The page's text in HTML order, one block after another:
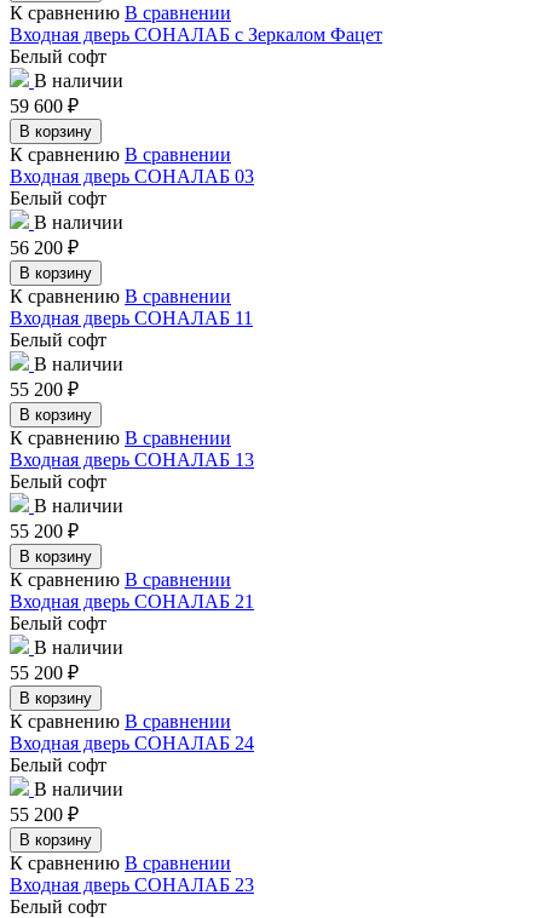
К сравнению В сравнении
Входная дверь СОНАЛАБ с Зеркалом Фацет
Белый софт
В наличии
59 600 ₽
В корзину
К сравнению В сравнении
Входная дверь СОНАЛАБ 03
Белый софт
В наличии
56 200 ₽
В корзину
К сравнению В сравнении
Входная дверь СОНАЛАБ 11
Белый софт
В наличии
55 200 ₽
В корзину
К сравнению В сравнении
Входная дверь СОНАЛАБ 13
Белый софт
В наличии
55 200 ₽
В корзину
К сравнению В сравнении
Входная дверь СОНАЛАБ 21
Белый софт
В наличии
55 200 ₽
В корзину
К сравнению В сравнении
Входная дверь СОНАЛАБ 24
Белый софт
В наличии
55 200 ₽
В корзину
К сравнению В сравнении
Входная дверь СОНАЛАБ 23
Белый софт